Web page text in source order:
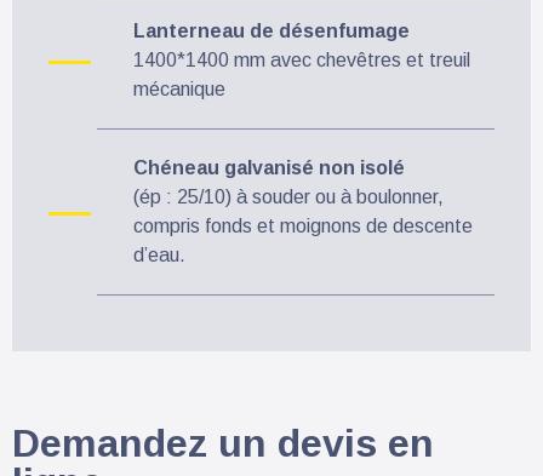
Lanterneau de désenfumage
1400*1400 mm avec chevêtres et treuil
mécanique
Chéneau galvanisé non isolé
(ép : 25/10) à souder ou à boulonner,
compris fonds et moignons de descente
d’eau.
Demandez un devis en